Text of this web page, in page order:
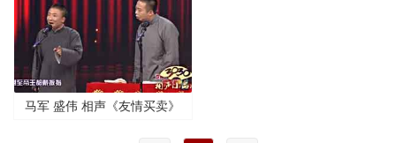
马军 盛伟 相声《友情买卖》